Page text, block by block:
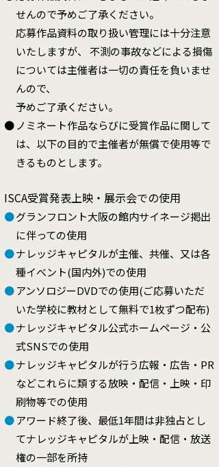
せんので予めご了承ください。
応募作品資料の取り扱い管理には十分注意
いたしますが、 不測の事故などによる損傷
については主催者は一切の責任を負いませ
んので、
予めご了承ください。
●ノミネート作品ならびに受賞作品に関して
は、以下の目的で主催者が無償で使用等で
きるものとします。
ISCA受賞発表上映・展示会での使用
●グランフロント大阪の館内サイネージ掲出
に伴っての使用
●ナレッジキャピタルが主催、共催、又は各
種イべント(国内外)での使用
●アンソロジーDVDでの使用(ご応募いただ
いた学校に教材として無料で1枚ずつ配布)
●ナレッジキャピタル公式ホームページ・公
式SNSでの使用
●ナレッジキャピタルが行う広報・広告・PR
などこれらに類する放映・配信・上映・印
刷物等での使用
●アワード終了後、最低1年間は非独占とし
てナレッジキャピタルが上映・配信・放送
権の一部を所持